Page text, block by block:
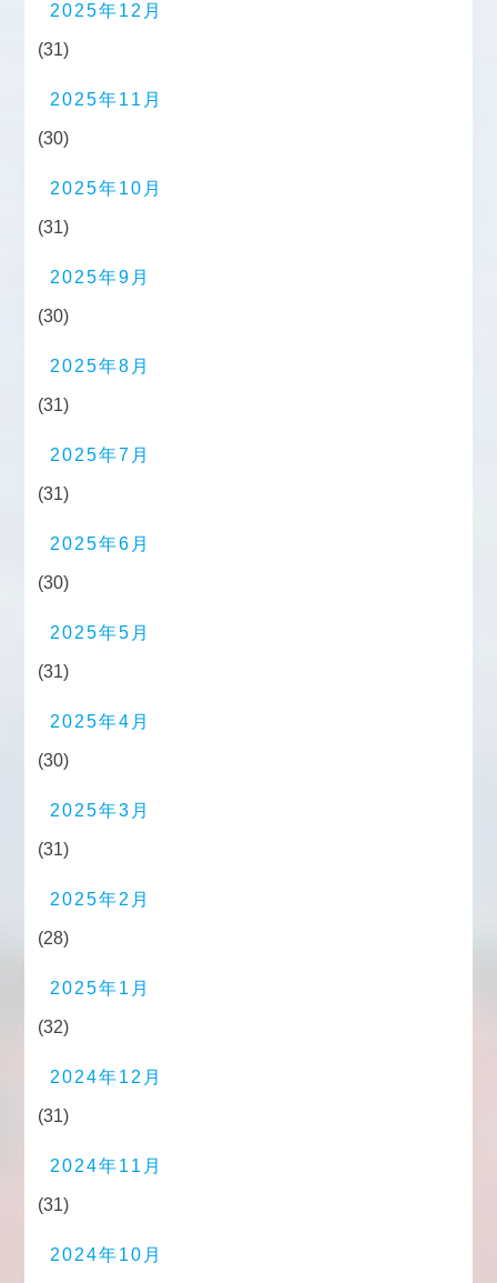
2025年12月
(31)
2025年11月
(30)
2025年10月
(31)
2025年9月
(30)
2025年8月
(31)
2025年7月
(31)
2025年6月
(30)
2025年5月
(31)
2025年4月
(30)
2025年3月
(31)
2025年2月
(28)
2025年1月
(32)
2024年12月
(31)
2024年11月
(31)
2024年10月